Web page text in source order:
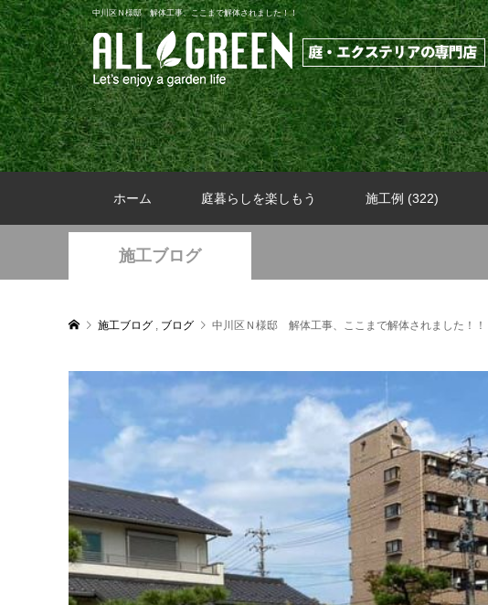
中川区Ｎ様邸 解体工事、ここまで解体されました！！
ホーム 庭暮らしを楽しもう 施工例 (322)
施工ブログ
施工ブログ , ブログ 中川区Ｎ様邸 解体工事、ここまで解体されました！！